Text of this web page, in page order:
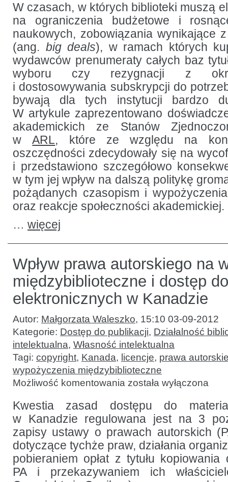
prenumeraty
czasopism
naukowych:
i korzyści
W czasach, w których biblioteki muszą
na ograniczenia budżetowe i
naukowych, zobowiązania wynikające
(ang. big deals), w ramach których
wydawców prenumeraty całych baz
wyboru czy rezygnacji z
i dostosowywania subskrypcji do
bywają dla tych instytucji bardzo
W artykule zaprezentowano
akademickich ze Stanów
wARL, które ze względu na
oszczędności zdecydowały się na
i przedstawiono szczegółowo
w tym jej wpływ na dalszą politykę
pożądanych czasopism i
oraz reakcje społeczności akademickiej.
… więcej
Wpływ prawa autorskiego na
międzybiblioteczne i dostęp
elektronicznych w Kanadzie
Autor: Małgorzata Waleszko, 15:10 03-09-2012
Kategorie: Dostęp do publikacji, Działalność
intelektualna, Własność intelektualna
Tagi: copyright, Kanada, licencje, prawa
wypożyczenia międzybiblioteczne
Możliwość komentowania Wpływ
prawa
na wypożyczenia
międzybiblioteczne
i dostęp
do zasobów
elektronicznych
w Kanadzie
została wyłączona
Kwestia zasad dostępu do
w Kanadzie regulowana jest na 3
zapisy ustawy o prawach autorskich
dotyczące tychże praw, działania
pobieraniem opłat z tytułu kopiowania
PA i przekazywaniem ich